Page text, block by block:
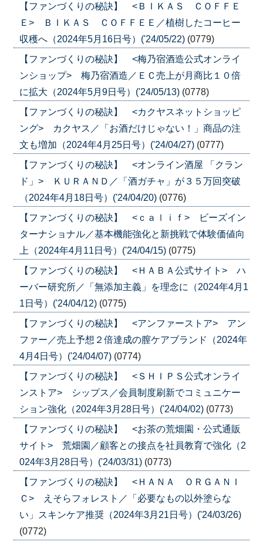
【ファンづくりの秘訣】 <ＢＩＫＡＳ ＣＯＦＦＥ
Ｅ> ＢＩＫＡＳ ＣＯＦＦＥＥ／植樹したコーヒー
収穫へ（2024年5月16日号）('24/05/22) (0779)
【ファンづくりの秘訣】 <梅乃宿酒造公式オンライ
ンショップ> 梅乃宿酒造／ＥＣ売上が月商比１０倍
に拡大（2024年5月9日号）('24/05/13) (0778)
【ファンづくりの秘訣】 <カクヤスネットショッピ
ング> カクヤス／「お酒だけじゃない！」商品の注
文も増加（2024年4月25日号）('24/04/27) (0777)
【ファンづくりの秘訣】 <オンライン酒屋 「クラン
ド」> ＫＵＲＡＮＤ／「酒ガチャ」が３５万回突破
（2024年4月18日号）('24/04/20) (0776)
【ファンづくりの秘訣】 <ｃａｌｉｆ> ビーズイン
ターナショナル／基本機能強化と新挑戦で体験価値向
上（2024年4月11日号）('24/04/15) (0775)
【ファンづくりの秘訣】 <ＨＡＢＡ公式サイト> ハ
ーバー研究所／「無添加主義」を理念に（2024年4月1
1日号）('24/04/12) (0775)
【ファンづくりの秘訣】 <アンファーストア> アン
ファー／売上予想２倍達成の膣ケアブランド（2024年
4月4日号）('24/04/07) (0774)
【ファンづくりの秘訣】 <ＳＨＩＰＳ公式オンライ
ンストア> シップス／会員制度刷新でコミュニケー
ション強化（2024年3月28日号）('24/04/02) (0773)
【ファンづくりの秘訣】 <お茶の荒畑園・公式通販
サイト> 荒畑園／顧客との接点を社員教育で強化（2
024年3月28日号）('24/03/31) (0773)
【ファンづくりの秘訣】 <ＨＡＮＡ ＯＲＧＡＮＩ
Ｃ> えそらフォレスト／「必要なもの以外塗らな
い」スキンケア推奨（2024年3月21日号）('24/03/26)
(0772)